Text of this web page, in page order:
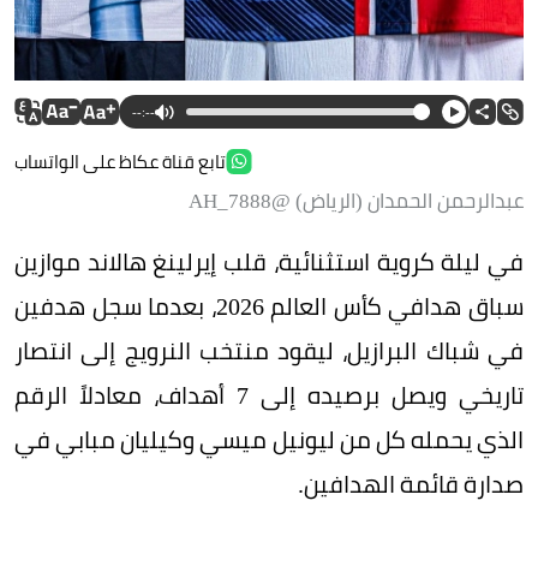
--:--
تابع قناة عكاظ على الواتساب
عبدالرحمن الحمدان (الرياض) @AH_7888
في ليلة كروية استثنائية، قلب إيرلينغ هالاند موازين
سباق هدافي كأس العالم 2026، بعدما سجل هدفين
في شباك البرازيل، ليقود منتخب النرويج إلى انتصار
تاريخي ويصل برصيده إلى 7 أهداف، معادلاً الرقم
الذي يحمله كل من ليونيل ميسي وكيليان مبابي في
صدارة قائمة الهدافين.